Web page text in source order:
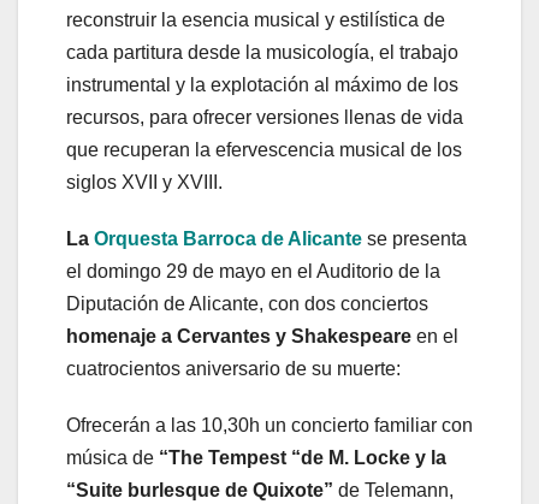
reconstruir la esencia musical y estilística de
cada partitura desde la musicología, el trabajo
instrumental y la explotación al máximo de los
recursos, para ofrecer versiones llenas de vida
que recuperan la efervescencia musical de los
siglos XVII y XVIII.
La Orquesta Barroca de Alicante se presenta
el domingo 29 de mayo en el Auditorio de la
Diputación de Alicante, con dos conciertos
homenaje a Cervantes y Shakespeare en el
cuatrocientos aniversario de su muerte:
Ofrecerán a las 10,30h un concierto familiar con
música de “The Tempest “de M. Locke y la
“Suite burlesque de Quixote” de Telemann,